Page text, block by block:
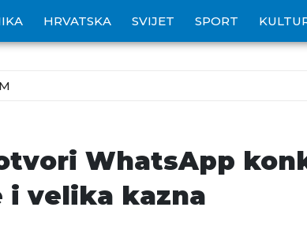
HRVATSKA SVIJET SPORT
WhatsApp
i velika kazna